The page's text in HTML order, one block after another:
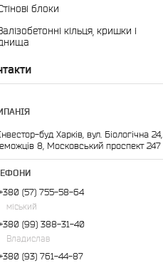
блоки
кільця, кришки і
буд Харків, вул. Біологічна 24,
8, Московський проспект 247
(57) 755-58-64
міський
(99) 388-31-40
Владислав
(93) 761-44-87